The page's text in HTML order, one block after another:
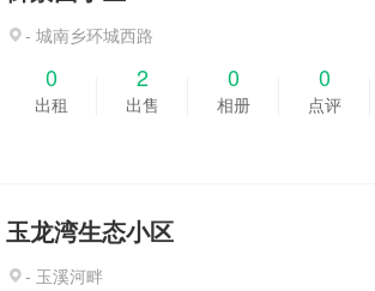
- 城南乡环城西路
0
出租
2
出售
0
相册
0
点评
玉龙湾生态小区
- 玉溪河畔